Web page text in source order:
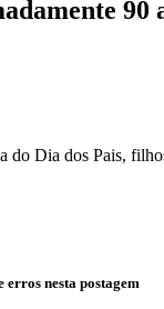
90
erros nesta postagem